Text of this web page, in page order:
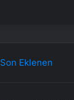
Son Eklenen